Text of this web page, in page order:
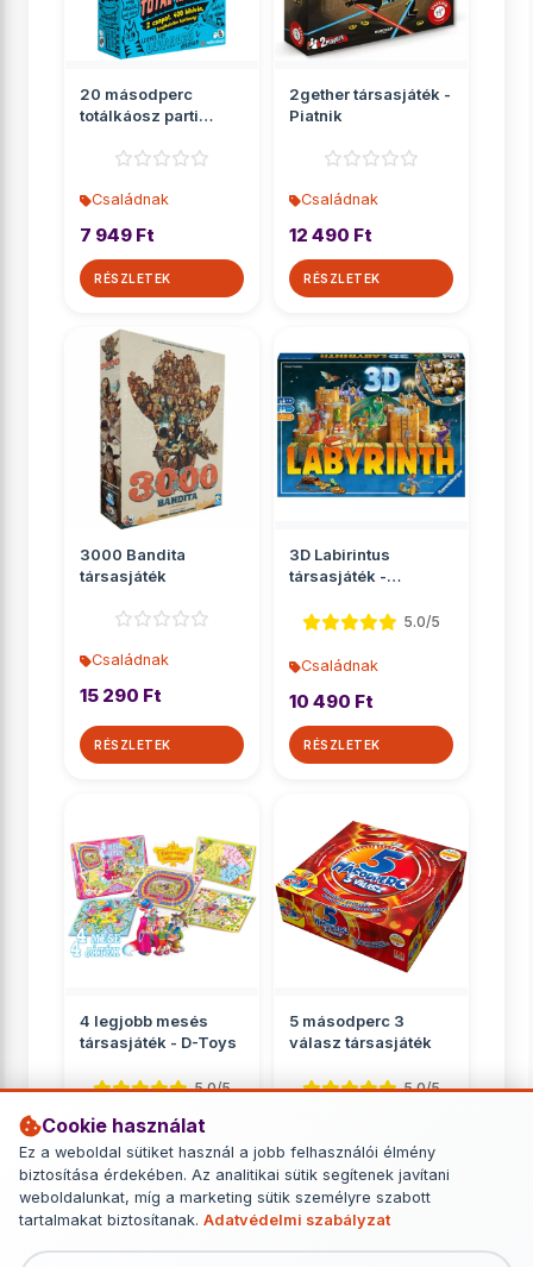
Cookie használat
Ez a weboldal sütiket használ a jobb felhasználói élmény
biztosítása érdekében. Az analitikai sütik segítenek javítani
weboldalunkat, míg a marketing sütik személyre szabott
tartalmakat biztosítanak. Adatvédelmi szabályzat
20 másodperc
totálkáosz parti
Családnak
7 949 Ft
RÉSZLETEK
2gether társasjáték -
Piatnik
Családnak
12 490 Ft
RÉSZLETEK
3000 Bandita
társasjáték
Családnak
15 290 Ft
RÉSZLETEK
3D Labirintus
társasjáték -
5.0/5
Családnak
10 490 Ft
RÉSZLETEK
4 legjobb mesés
társasjáték - D-Toys
5.0/5
Családnak
2 799 Ft
RÉSZLETEK
5 másodperc 3
válasz társasjáték
5.0/5
6 749 Ft
RÉSZLETEK